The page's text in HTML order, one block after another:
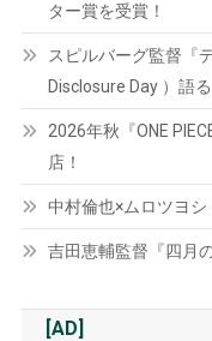
ター賞を受賞！
スピルバーグ監督『
Disclosure Day ）語る
2026年秋『ONE
店！
中村倫也×ムロツヨ
吉田恵輔監督『四月
[AD]